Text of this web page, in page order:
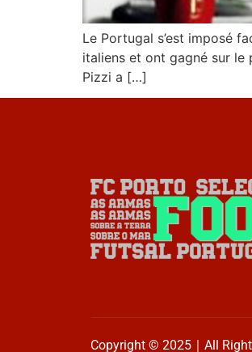
Le Portugal s’est imposé
italiens et ont gagné sur le
Pizzi a […]
Copyright © 2025｜All